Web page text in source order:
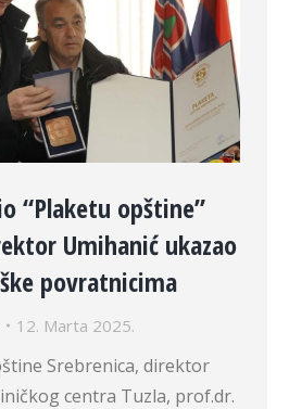
“Plaketu opštine”
Umihanić ukazao
povratnicima
12. Marta 2025.
Srebrenica, direktor
centra Tuzla, prof.dr.